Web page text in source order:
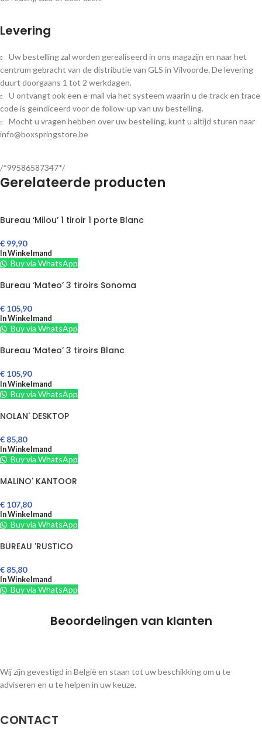
Levering
Uw bestelling zal worden gerealiseerd in ons magazijn en naar het
centrum gebracht van de distributie van GLS in Vilvoorde. De levering
duurt doorgaans 1 tot 2 werkdagen.
U ontvangt ook een e-mail via het systeem waarin u de track en trace
code is geïndiceerd voor de follow-up van uw bestelling.
Mocht u vragen hebben over uw bestelling, kunt u altijd sturen naar
info@boxspringstore.be
/*99586587347*/
Gerelateerde producten
Bureau ‘Milou’ 1 tiroir 1 porte Blanc
€ 99,90
In Winkelmand
Buy via WhatsApp
Bureau ‘Mateo’ 3 tiroirs Sonoma
€ 105,90
In Winkelmand
Buy via WhatsApp
Bureau ‘Mateo’ 3 tiroirs Blanc
€ 105,90
In Winkelmand
Buy via WhatsApp
NOLAN' DESKTOP
€ 85,80
In Winkelmand
Buy via WhatsApp
MALINO' KANTOOR
€ 107,80
In Winkelmand
Buy via WhatsApp
BUREAU 'RUSTICO
€ 85,80
In Winkelmand
Buy via WhatsApp
Beoordelingen van klanten
Wij zijn gevestigd in België en staan tot uw beschikking om u te
adviseren en u te helpen in uw keuze.
CONTACT